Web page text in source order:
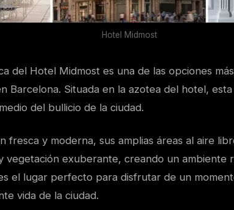
Hotel Midmost
del Hotel Midmost es una de las opciones
Barcelona. Situada en la azotea del hotel,
del bullicio de la ciudad.
fresca y moderna, sus amplias áreas al aire
vegetación exuberante, creando un ambiente
el lugar perfecto para disfrutar de un
vida de la ciudad.